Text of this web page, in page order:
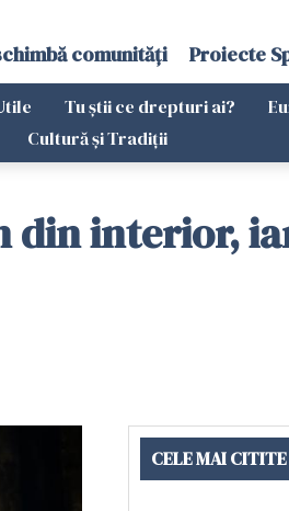
comunități Proiecte
Tu știi ce drepturi ai?
Cultură și Tradiții
din interior,
CELE MAI CITITE